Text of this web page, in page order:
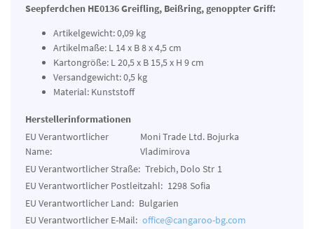
Seepferdchen HE0136 Greifling, Beißring, genoppter Griff:
Artikelgewicht: 0,09 kg
Artikelmaße: L 14 x B 8 x 4,5 cm
Kartongröße: L 20,5 x B 15,5 x H 9 cm
Versandgewicht: 0,5 kg
Material: Kunststoff
Herstellerinformationen
EU Verantwortlicher
Name:
Moni Trade Ltd. Bojurka
Vladimirova
EU Verantwortlicher Straße: Trebich, Dolo Str 1
EU Verantwortlicher Postleitzahl: 1298 Sofia
EU Verantwortlicher Land: Bulgarien
EU Verantwortlicher E-Mail: office@cangaroo-bg.com